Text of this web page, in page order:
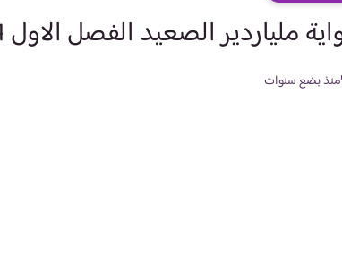
ملياردير الصعيد الفصل الاول 1 بقلم سما احمد
منذ بضع سنوات